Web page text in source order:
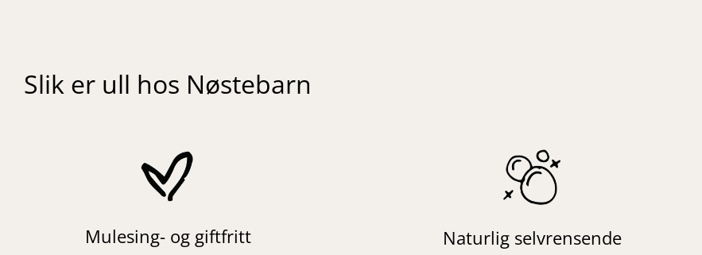
Slik er ull hos Nøstebarn
Mulesing- og giftfritt Naturlig selvrensende